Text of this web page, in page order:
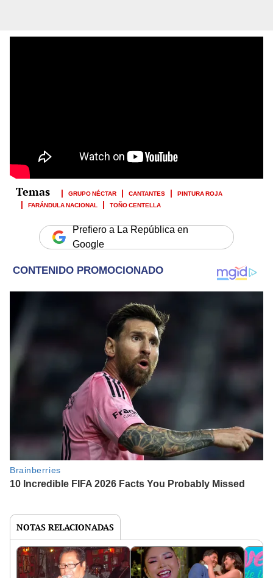
GRUPO NÉCTAR CANTANTES
PINTURA ROJA
FARÁNDULA NACIONAL
TOÑO CENTELLA
Prefiero a La República en
Google
NOTAS RELACIONADAS